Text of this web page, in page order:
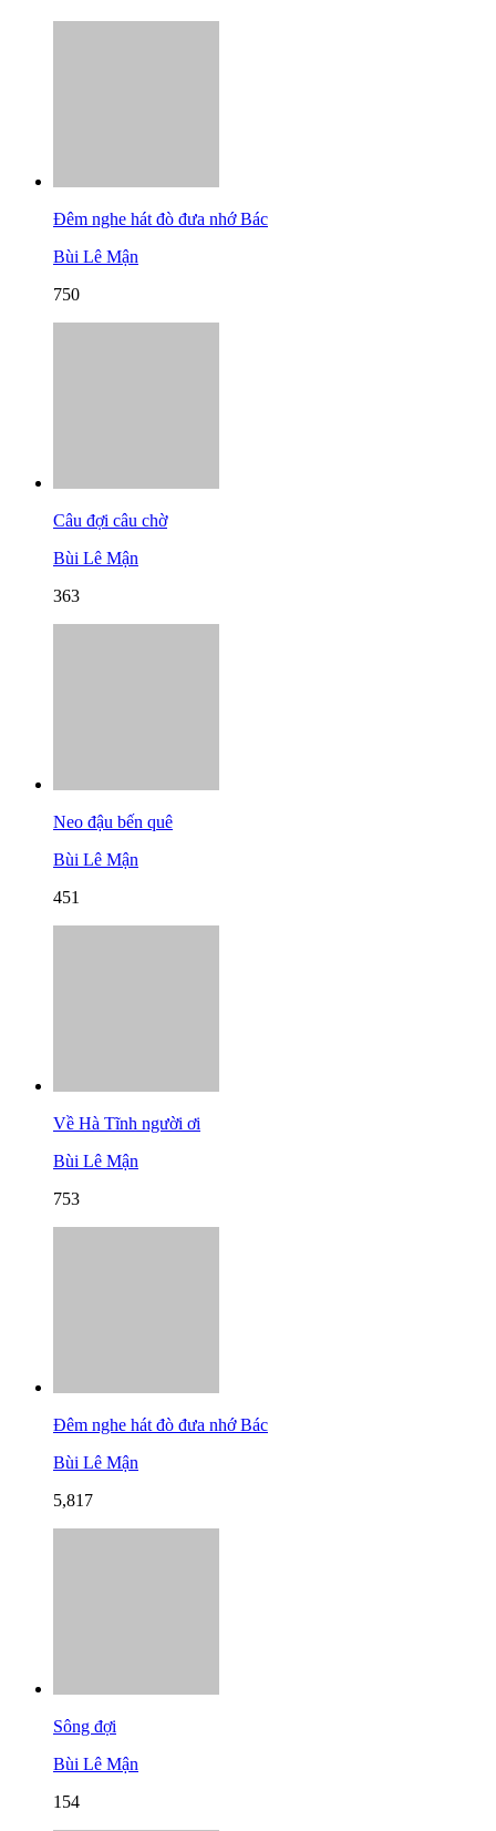
Đêm nghe hát đò đưa nhớ Bác
Bùi Lê Mận
750
Câu đợi câu chờ
Bùi Lê Mận
363
Neo đậu bến quê
Bùi Lê Mận
451
Về Hà Tĩnh người ơi
Bùi Lê Mận
753
Đêm nghe hát đò đưa nhớ Bác
Bùi Lê Mận
5,817
Sông đợi
Bùi Lê Mận
154